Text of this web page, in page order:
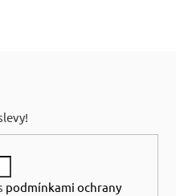
podmínkami ochrany